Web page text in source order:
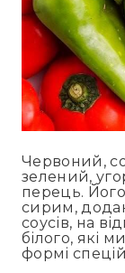
Червоний,
зелений,
перець.
сирим,
соусів, на
білого, які
формі